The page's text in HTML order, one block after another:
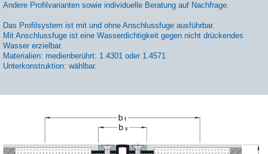
Andere Profilvarianten sowie individuelle Beratung auf Nachfrage.
Das Profilsystem ist mit und ohne Anschlussfuge ausführbar.
Mit Anschlussfuge ist eine Wasserdichtigkeit gegen nicht drückendes
Wasser erzielbar.
Materialien: medienberührt: 1.4301 oder 1.4571
Unterkonstruktion: wählbar.